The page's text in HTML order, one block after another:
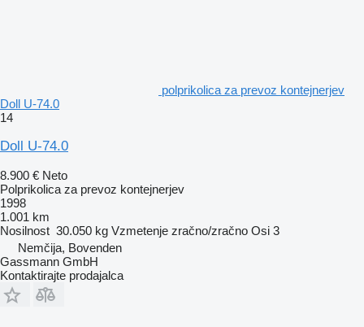
polprikolica za prevoz kontejnerjev
Doll U-74.0
14
Doll U-74.0
8.900 € Neto
Polprikolica za prevoz kontejnerjev
1998
1.001 km
Nosilnost 30.050 kg Vzmetenje zračno/zračno Osi 3
Nemčija, Bovenden
Gassmann GmbH
Kontaktirajte prodajalca